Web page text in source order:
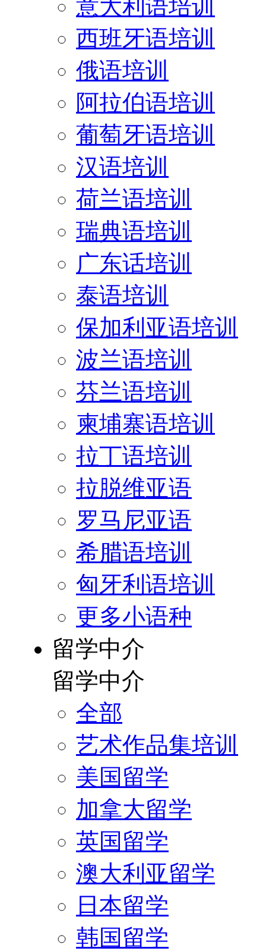
意大利语培训
西班牙语培训
俄语培训
阿拉伯语培训
葡萄牙语培训
汉语培训
荷兰语培训
瑞典语培训
广东话培训
泰语培训
保加利亚语培训
波兰语培训
芬兰语培训
柬埔寨语培训
拉丁语培训
拉脱维亚语
罗马尼亚语
希腊语培训
匈牙利语培训
更多小语种
留学中介
留学中介
全部
艺术作品集培训
美国留学
加拿大留学
英国留学
澳大利亚留学
日本留学
韩国留学